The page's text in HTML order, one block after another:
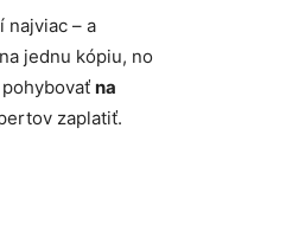
najviac – a
jednu kópiu, no
na
zaplatiť.